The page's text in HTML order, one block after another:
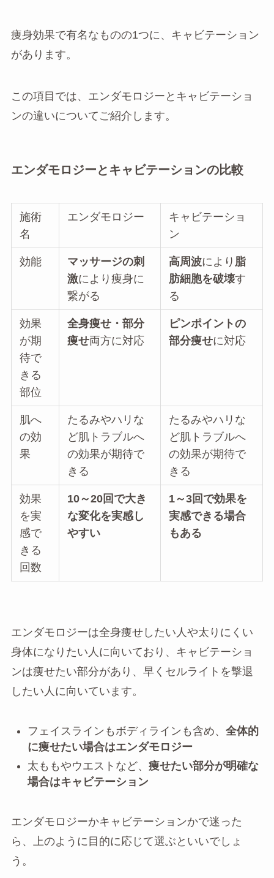
痩身効果で有名なものの1つに、キャビテーション
があります。
この項目では、エンダモロジーとキャビテーショ
ンの違いについてご紹介します。
エンダモロジーとキャビテーションの比較
施術
名
エンダモロジー
キャビテーショ
ン
効能
マッサージの刺
激により痩身に
繋がる
高周波により 脂
肪細胞を破壊す
る
効果
が期
待で
きる
部位
全身痩せ・部分
痩せ両方に対応
ピンポイントの
部分痩せに対応
肌へ
の効
果
たるみやハリな
ど肌トラブルへ
の効果が期待で
きる
たるみやハリな
ど肌トラブルへ
の効果が期待で
きる
効果
を実
感で
きる
回数
10～20回で大き
な変化を実感し
やすい
1～3回で効果を
実感できる場合
もある
エンダモロジーは全身痩せしたい人や太りにくい
身体になりたい人に向いており、キャビテーショ
ンは痩せたい部分があり、早くセルライトを撃退
したい人に向いています。
フェイスラインもボディラインも含め、 全体的
に痩せたい場合はエンダモロジー
太ももやウエストなど、 痩せたい部分が明確な
場合はキャビテーション
エンダモロジーかキャビテーションかで迷った
ら、上のように目的に応じて選ぶといいでしょ
う。